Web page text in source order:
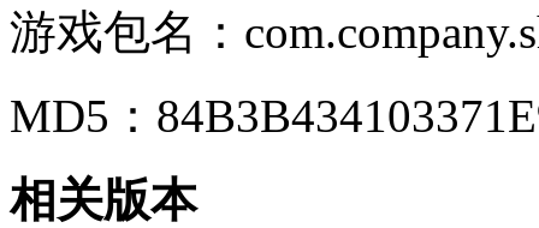
游戏包名：
MD5：
相关版本